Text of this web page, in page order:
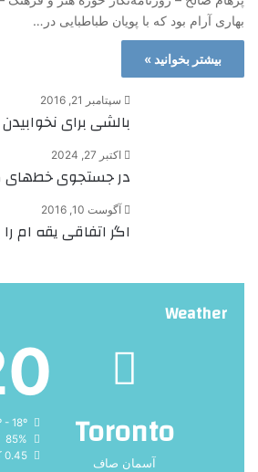
بهاری آرام بود که با پویان طباطبایی در…
بیشتر بخوانید »
سپتامبر 21, 2016
بالشی برای نخوابیدن
اکتبر 27, 2024
در جستجوی
آگوست 10, 2016
اگر اتفاقی یقه ام
Weather
Toronto
آسمان صاف
30º - 18º
85%
0.45 کیلومتر/ساعت